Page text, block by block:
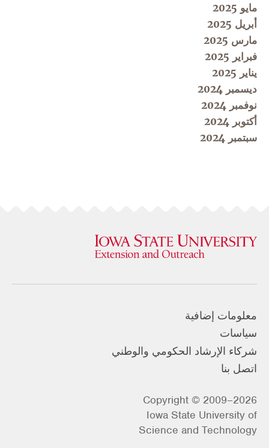
مايو 2025
أبريل 2025
مارس 2025
فبراير 2025
يناير 2025
ديسمبر 2024
نوفمبر 2024
أكتوبر 2024
سبتمبر 2024
معلومات إضافية
سياسات
شركاء الإرشاد الحكومي والوطني
اتصل بنا
Copyright © 2009–2026
Iowa State University of
Science and Technology